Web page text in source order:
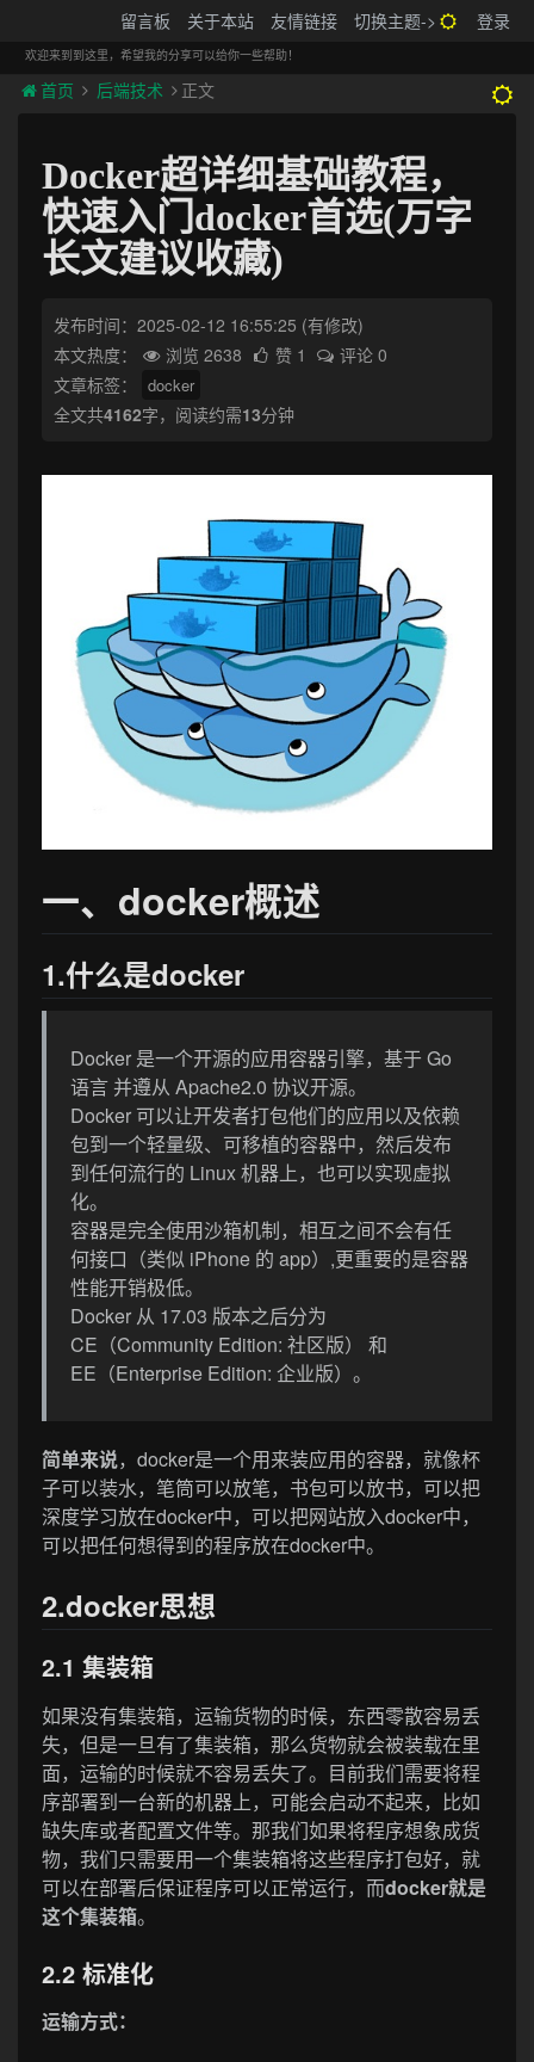
留言板 关于本站 友情链接 切换主题-> 登录
欢迎来到到这里，希望我的分享可以给你一些帮助！
首页 后端技术 正文
Docker超详细基础教程，
快速入门docker首选(万字
长文建议收藏)
发布时间：2025-02-12 16:55:25 (有修改)
本文热度：
浏览 2638 赞 1
评论 0
文章标签：
docker
全文共4162字，阅读约需13分钟
一、docker概述
1.什么是docker
Docker 是一个开源的应用容器引擎，基于 Go
语言 并遵从 Apache2.0 协议开源。
Docker 可以让开发者打包他们的应用以及依赖
包到一个轻量级、可移植的容器中，然后发布
到任何流行的 Linux 机器上，也可以实现虚拟
化。
容器是完全使用沙箱机制，相互之间不会有任
何接口（类似 iPhone 的 app）,更重要的是容器
性能开销极低。
Docker 从 17.03 版本之后分为
CE（Community Edition: 社区版） 和
EE（Enterprise Edition: 企业版）。
简单来说，docker是一个用来装应用的容器，就像杯
子可以装水，笔筒可以放笔，书包可以放书，可以把
深度学习放在docker中，可以把网站放入docker中，
可以把任何想得到的程序放在docker中。
2.docker思想
2.1 集装箱
如果没有集装箱，运输货物的时候，东西零散容易丢
失，但是一旦有了集装箱，那么货物就会被装载在里
面，运输的时候就不容易丢失了。目前我们需要将程
序部署到一台新的机器上，可能会启动不起来，比如
缺失库或者配置文件等。那我们如果将程序想象成货
物，我们只需要用一个集装箱将这些程序打包好，就
可以在部署后保证程序可以正常运行，而docker就是
这个集装箱。
2.2 标准化
运输方式：